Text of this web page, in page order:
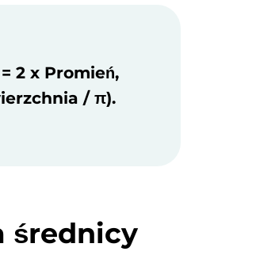
2 x Promień,
/ π).
średnicy